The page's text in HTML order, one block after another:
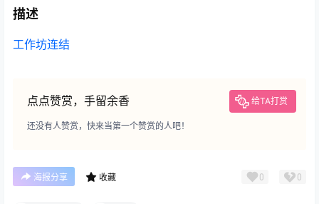
描述
工作坊连结
点点赞赏，手留余香 给TA打赏
还没有人赞赏，快来当第一个赞赏的人吧！
海报分享 收藏 0 0